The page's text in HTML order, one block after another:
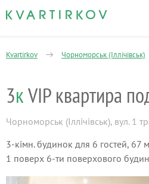
Kvartirkov Чорноморськ (Іллічівськ)
3к
Чорноморськ (Іллічівськ), вул. 1
3-кімн. будинок для 6 гостей, 67
1 поверх 6-ти поверхового